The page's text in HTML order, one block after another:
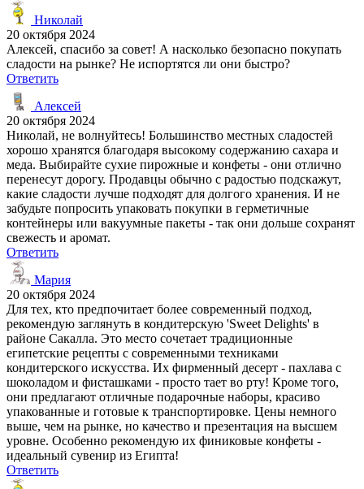
Николай
20 октября 2024
Алексей, спасибо за совет! А насколько безопасно покупать
сладости на рынке? Не испортятся ли они быстро?
Ответить
Алексей
20 октября 2024
Николай, не волнуйтесь! Большинство местных сладостей
хорошо хранятся благодаря высокому содержанию сахара и
меда. Выбирайте сухие пирожные и конфеты - они отлично
перенесут дорогу. Продавцы обычно с радостью подскажут,
какие сладости лучше подходят для долгого хранения. И не
забудьте попросить упаковать покупки в герметичные
контейнеры или вакуумные пакеты - так они дольше сохранят
свежесть и аромат.
Ответить
Мария
20 октября 2024
Для тех, кто предпочитает более современный подход,
рекомендую заглянуть в кондитерскую 'Sweet Delights' в
районе Сакалла. Это место сочетает традиционные
египетские рецепты с современными техниками
кондитерского искусства. Их фирменный десерт - пахлава с
шоколадом и фисташками - просто тает во рту! Кроме того,
они предлагают отличные подарочные наборы, красиво
упакованные и готовые к транспортировке. Цены немного
выше, чем на рынке, но качество и презентация на высшем
уровне. Особенно рекомендую их финиковые конфеты -
идеальный сувенир из Египта!
Ответить